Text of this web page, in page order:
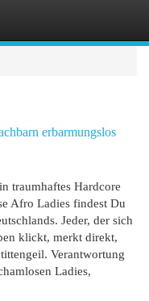
erbarmungslos
traumhaftes Hardcore
Afro Ladies findest Du
Jeder, der sich
klickt, merkt direkt,
Verantwortung
Ladies,